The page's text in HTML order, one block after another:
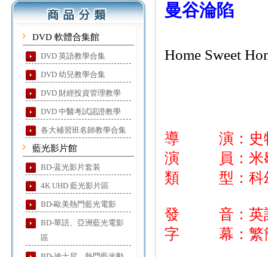
DVD 軟體合集館
DVD 英語教學合集
DVD 幼兒教學合集
DVD 財經投資管理教學
DVD 中醫考試認證教學
各大補習班名師教學合集
藍光影片館
BD-蓝光影片套装
4K UHD 藍光影片區
BD-歐美熱門藍光電影
BD-華語、亞洲藍光電影
區
曼谷淪陷
Home Sweet
導 演：史特
演 員：米歇
類 型：科
發 音：英
字 幕：繁簡